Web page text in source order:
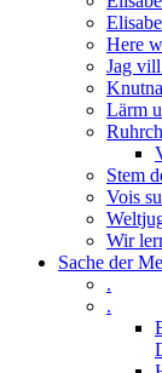
Here
Jag
Lärm
Stem
Vois
Wir
Sache der
.
.